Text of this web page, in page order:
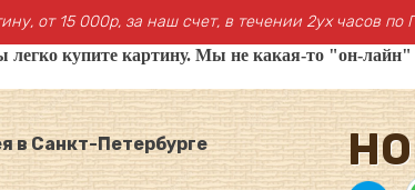
от 15 000р, за наш счет, в течении 2ух часов
купите картину. Мы не какая-то "он-лайн"
в Санкт-Петербурге